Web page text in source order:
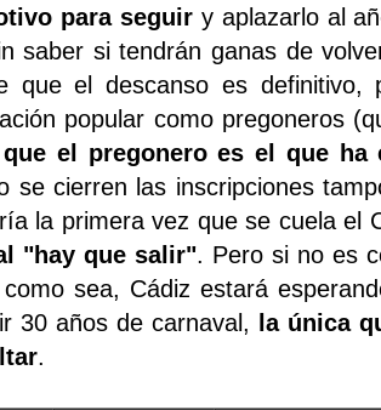
para seguiry aplazarlo al
saber si tendrán ganas de
que el descanso es definitivo,
popular como pregoneros
el pregonero es el que ha
se cierren las inscripciones
la primera vez que se cuela el
"hay que salir". Pero si no es
sea, Cádiz estará
30 años de carnaval, la única
.